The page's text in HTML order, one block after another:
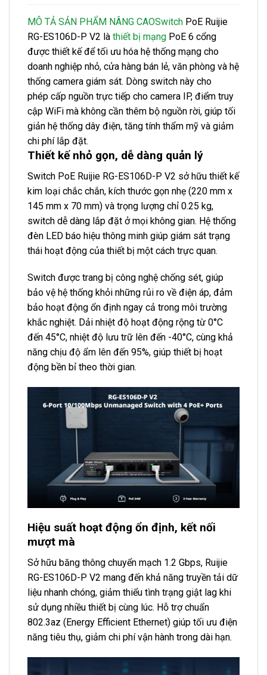
MÔ TẢ SẢN PHẨM NÂNG CAOSwitch PoE Ruijie
RG-ES106D-P V2 là thiết bị mạng PoE 6 cổng
được thiết kế để tối ưu hóa hệ thống mạng cho
doanh nghiệp nhỏ, cửa hàng bán lẻ, văn phòng và hệ
thống camera giám sát. Dòng switch này cho
phép cấp nguồn trực tiếp cho camera IP, điểm truy
cập WiFi mà không cần thêm bộ nguồn rời, giúp tối
giản hệ thống dây điện, tăng tính thẩm mỹ và giảm
chi phí lắp đặt.
Thiết kế nhỏ gọn, dễ dàng quản lý
Switch PoE Ruijie RG-ES106D-P V2 sở hữu thiết kế
kim loại chắc chắn, kích thước gọn nhẹ (220 mm x
145 mm x 70 mm) và trọng lượng chỉ 0.25 kg,
switch dễ dàng lắp đặt ở mọi không gian. Hệ thống
đèn LED báo hiệu thông minh giúp giám sát trạng
thái hoạt động của thiết bị một cách trực quan.
Switch được trang bị công nghệ chống sét, giúp
bảo vệ hệ thống khỏi những rủi ro về điện áp, đảm
bảo hoạt động ổn định ngay cả trong môi trường
khắc nghiệt. Dải nhiệt độ hoạt động rộng từ 0°C
đến 45°C, nhiệt độ lưu trữ lên đến -40°C, cùng khả
năng chịu độ ẩm lên đến 95%, giúp thiết bị hoạt
động bền bỉ theo thời gian.
Hiệu suất hoạt động ổn định, kết nối
mượt mà
Sở hữu băng thông chuyển mạch 1.2 Gbps, Ruijie
RG-ES106D-P V2 mang đến khả năng truyền tải dữ
liệu nhanh chóng, giảm thiểu tình trạng giật lag khi
sử dụng nhiều thiết bị cùng lúc. Hỗ trợ chuẩn
802.3az (Energy Efficient Ethernet) giúp tối ưu điện
năng tiêu thụ, giảm chi phí vận hành trong dài hạn.